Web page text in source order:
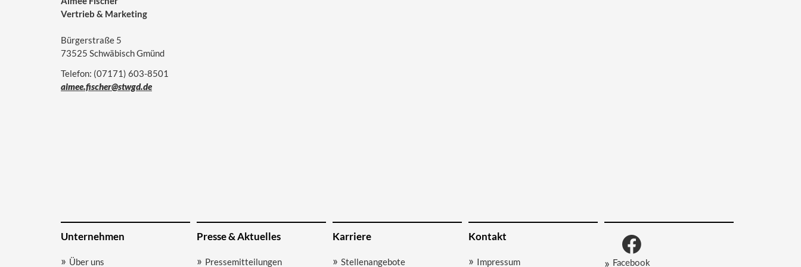
Vertrieb & Marketing
Bürgerstraße 5
73525 Schwäbisch Gmünd
Telefon: (07171) 603-8501
aimee.fischer@stwgd.de
Unternehmen
Über uns
Presse & Aktuelles
Pressemitteilungen
Karriere
Stellenangebote
Kontakt
Impressum